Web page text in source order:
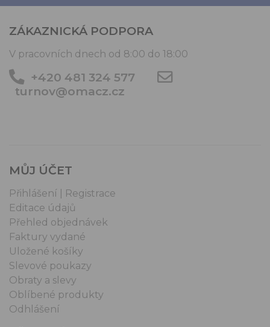
ZÁKAZNICKÁ PODPORA
V pracovních dnech od 8:00 do 18:00
+420 481 324 577
turnov@omacz.cz
MŮJ ÚČET
Přihlášení | Registrace
Editace údajů
Přehled objednávek
Faktury vydané
Uložené košíky
Slevové poukazy
Obraty a slevy
Oblíbené produkty
Odhlášení